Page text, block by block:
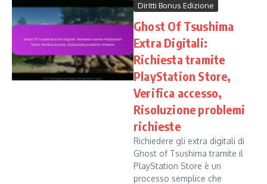
Diritti Bonus Edizione
Ghost Of Tsushima
Extra Digitali:
Richiesta tramite
PlayStation Store,
Verifica accesso,
Risoluzione problemi
richieste
Richiedere gli extra digitali di
Ghost of Tsushima tramite il
PlayStation Store è un
processo semplice che